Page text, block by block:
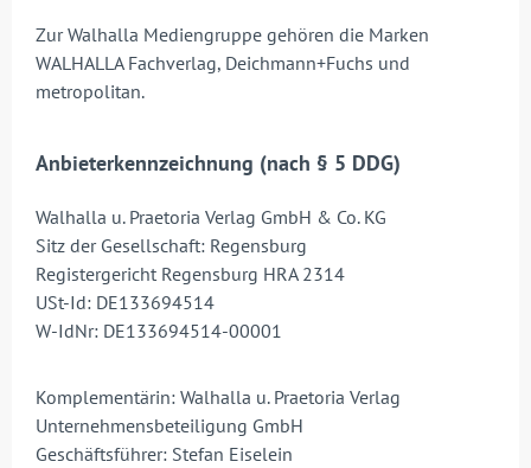
Zur Walhalla Mediengruppe gehören die Marken
WALHALLA Fachverlag, Deichmann+Fuchs und
metropolitan.
Anbieterkennzeichnung (nach § 5 DDG)
Walhalla u. Praetoria Verlag GmbH & Co. KG
Sitz der Gesellschaft: Regensburg
Registergericht Regensburg HRA 2314
USt-Id: DE133694514
W-IdNr: DE133694514-00001
Komplementärin: Walhalla u. Praetoria Verlag
Unternehmensbeteiligung GmbH
Geschäftsführer: Stefan Eiselein